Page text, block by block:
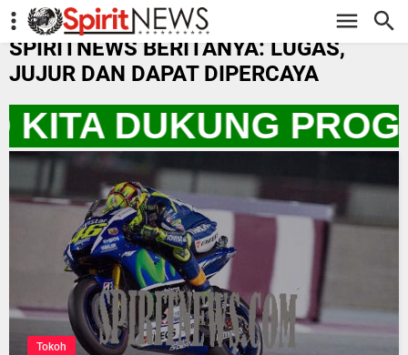
-->
SPIRITNEWS BERITANYA: LUGAS,
JUJUR DAN DAPAT DIPERCAYA
DUKUNG
Tokoh